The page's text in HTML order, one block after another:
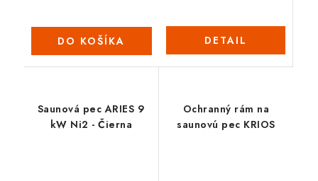
DO KOŠÍKA DETAIL
Saunová pec ARIES 9
kW Ni2 - Čierna
Ochranný rám na
saunovú pec KRIOS